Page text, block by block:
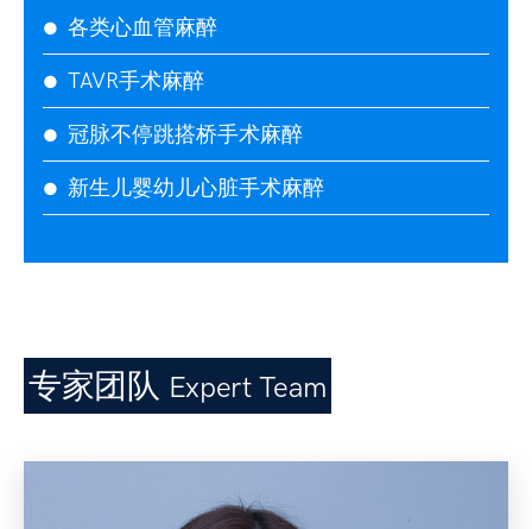
● 各类心血管麻醉
● TAVR手术麻醉
● 冠脉不停跳搭桥手术麻醉
● 新生儿婴幼儿心脏手术麻醉
专家团队 Expert Team